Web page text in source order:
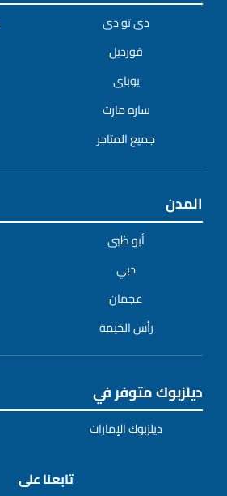
دى تو دى
فورديل
يوباى
ساره مارت
جميع المتاجر
المدن
أبو ظبى
دبي
عجمان
رأس الخيمة
ديلزبوك متوفر في
ديلزبوك الإمارات
تابعنا على